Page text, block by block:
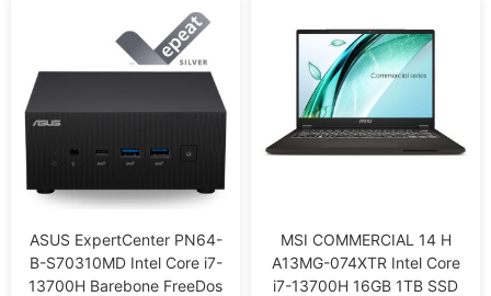
ASUS ExpertCenter PN64-
B-S70310MD Intel Core i7-
13700H Barebone FreeDos
MSI COMMERCIAL 14 H
A13MG-074XTR Intel Core
i7-13700H 16GB 1TB SSD